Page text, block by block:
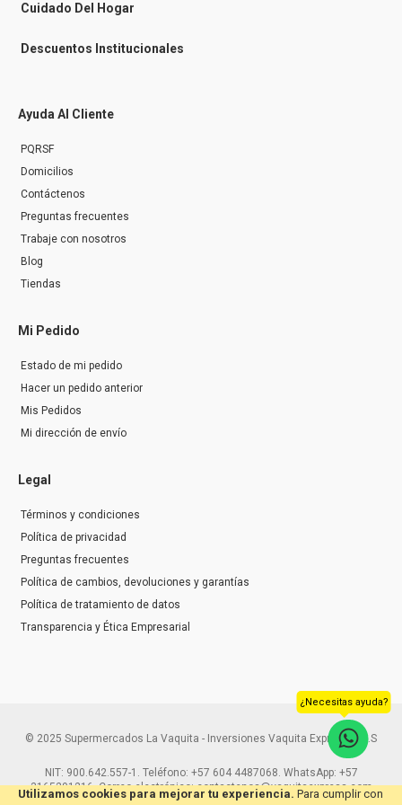
Utilizamos cookies para mejorar tu experiencia. Para cumplir con
Cuidado Del Hogar
Descuentos Institucionales
Ayuda Al Cliente
PQRSF
Domicilios
Contáctenos
Preguntas frecuentes
Trabaje con nosotros
Blog
Tiendas
Mi Pedido
Estado de mi pedido
Hacer un pedido anterior
Mis Pedidos
Mi dirección de envío
Legal
Términos y condiciones
Política de privacidad
Preguntas frecuentes
Política de cambios, devoluciones y garantías
Política de tratamiento de datos
Transparencia y Ética Empresarial
© 2025 Supermercados La Vaquita - Inversiones Vaquita Express S.A.S
NIT: 900.642.557-1. Teléfono: +57 604 4487068. WhatsApp: +57
3165291216. Correo electrónico: contactenos@vaquitaexpress.com
¿Necesitas ayuda?